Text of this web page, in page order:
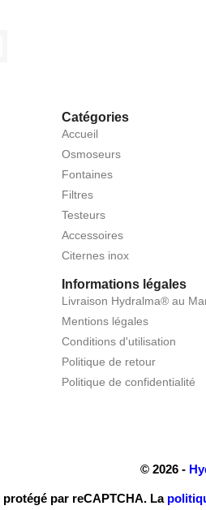
Catégories
Accueil
Osmoseurs
Fontaines
Filtres
Testeurs
Accessoires
Citernes inox
Informations légales
Livraison Hydralma® au
Mentions légales
Conditions d'utilisation
Politique de retour
Politique de confidentialité
© 2026 -
protégé par reCAPTCHA. La